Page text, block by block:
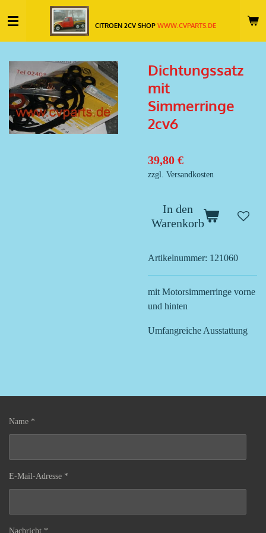
Hauptinhalt
springen
CITROEN 2CV SHOPWWW.CVPARTS.DE
Dichtungssatz
mit
Simmerringe
2cv6
39,80 €
zzgl. Versandkosten
In den
Warenkorb
Artikelnummer: 121060
mit Motorsimmerringe vorne
und hinten
Umfangreiche Ausstattung
Name *
E-Mail-Adresse *
Nachricht *